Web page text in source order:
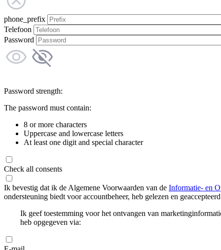
phone_prefix
Telefoon
Password
Password strength:
The password must contain:
8 or more characters
Uppercase and lowercase letters
At least one digit and special character
Check all consents
Ik bevestig dat ik de Algemene Voorwaarden van de Informatie- en
ondersteuning biedt voor accountbeheer, heb gelezen en
Ik geef toestemming voor het ontvangen van
heb opgegeven via: